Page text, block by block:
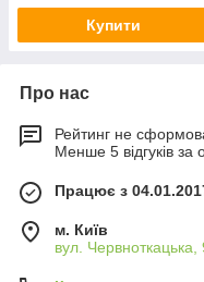
Купити
Про нас
Рейтинг не
Менше 5 відгуків за
Працює з
м. Київ
вул.